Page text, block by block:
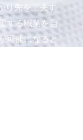
り先を工夫す
する職業を自
可能になると